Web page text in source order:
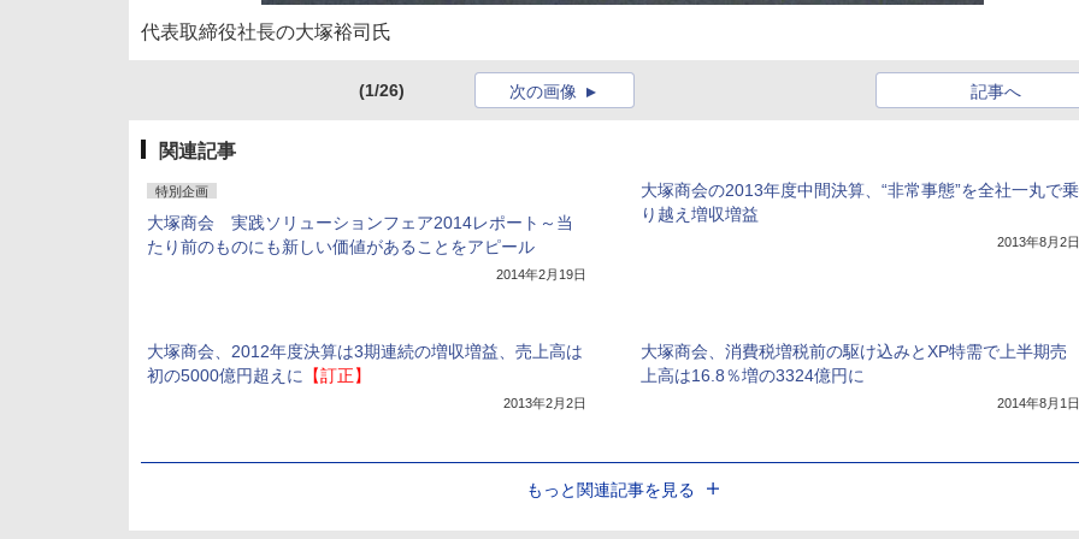
代表取締役社長の大塚裕司氏
(1/26) 記事へ
次の画像
関連記事
特別企画
大塚商会 実践ソリューションフェア2014レポート～当
たり前のものにも新しい価値があることをアピール
2014年2月19日
大塚商会の2013年度中間決算、“非常事態”を全社一丸で乗
り越え増収増益
2013年8月2日
大塚商会、2012年度決算は3期連続の増収増益、売上高は
初の5000億円超えに
【訂正】
2013年2月2日
大塚商会、消費税増税前の駆け込みとXP特需で上半期売
上高は16.8％増の3324億円に
2014年8月1日
もっと関連記事を見る